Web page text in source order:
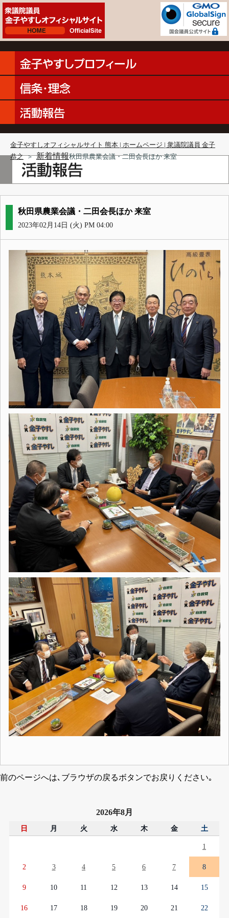
金子やすしオフィシャルサイト 熊本 | ホームページ | 衆議院議員 金子
恭之 ＞ 新着情報秋田県農業会議・二田会長ほか 来室
秋田県農業会議・二田会長ほか 来室
2023年02月14日 (火) PM 04:00
前のページへは､ブラウザの戻るボタンでお戻りください｡
2026年8月
日 月 火 水 木 金 土
1
2 3 4 5 6 7 8
9 10 11 12 13 14 15
16 17 18 19 20 21 22